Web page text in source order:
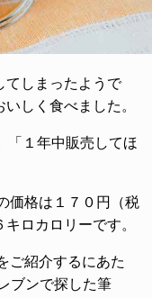
てしまったようで
しく食べました。
「１年中販売してほ
価格は１７０円（税
ロカロリーです。
ご紹介するにあた
ブンで探した筆